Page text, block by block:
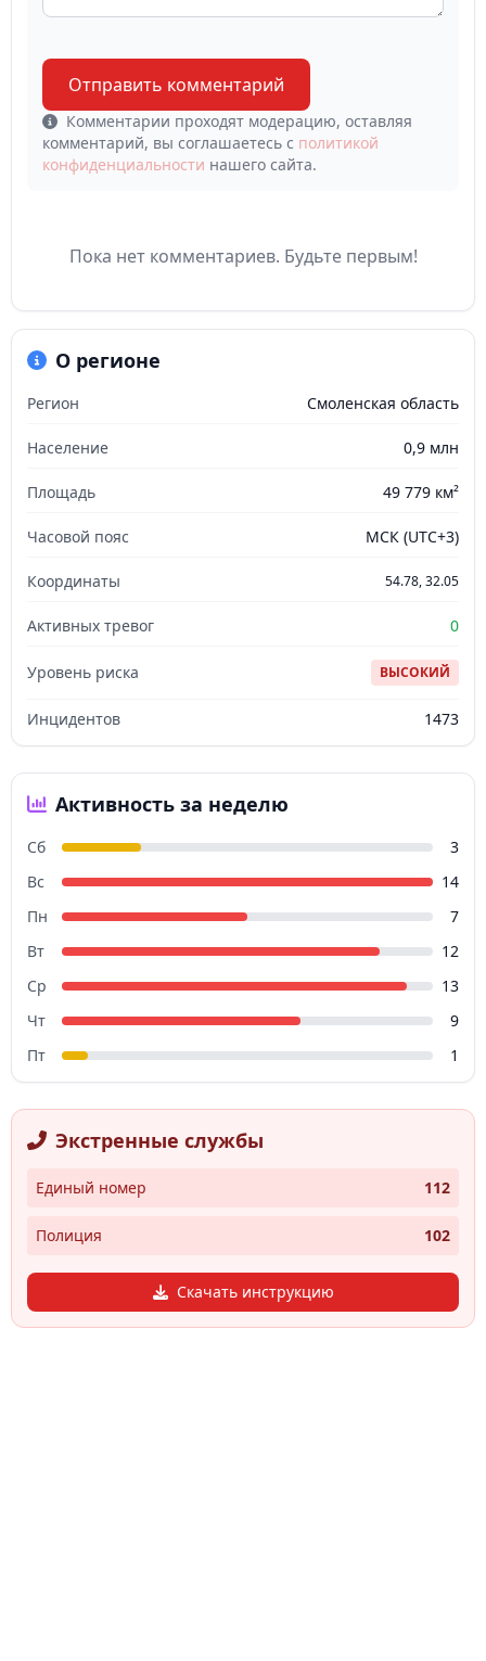
Отправить комментарий
Комментарии проходят модерацию, оставляя
комментарий, вы соглашаетесь с политикой
конфиденциальности нашего сайта.
Пока нет комментариев. Будьте первым!
О регионе
Регион Смоленская область
Население 0,9 млн
Площадь 49 779 км²
Часовой пояс МСК (UTC+3)
Координаты 54.78, 32.05
Активных тревог 0
Уровень риска ВЫСОКИЙ
Инцидентов 1473
Активность за неделю
Сб
3
Вс
14
Пн
7
Вт
12
Ср
13
Чт
9
Пт
1
Экстренные службы
Единый номер 112
Полиция 102
Скачать инструкцию